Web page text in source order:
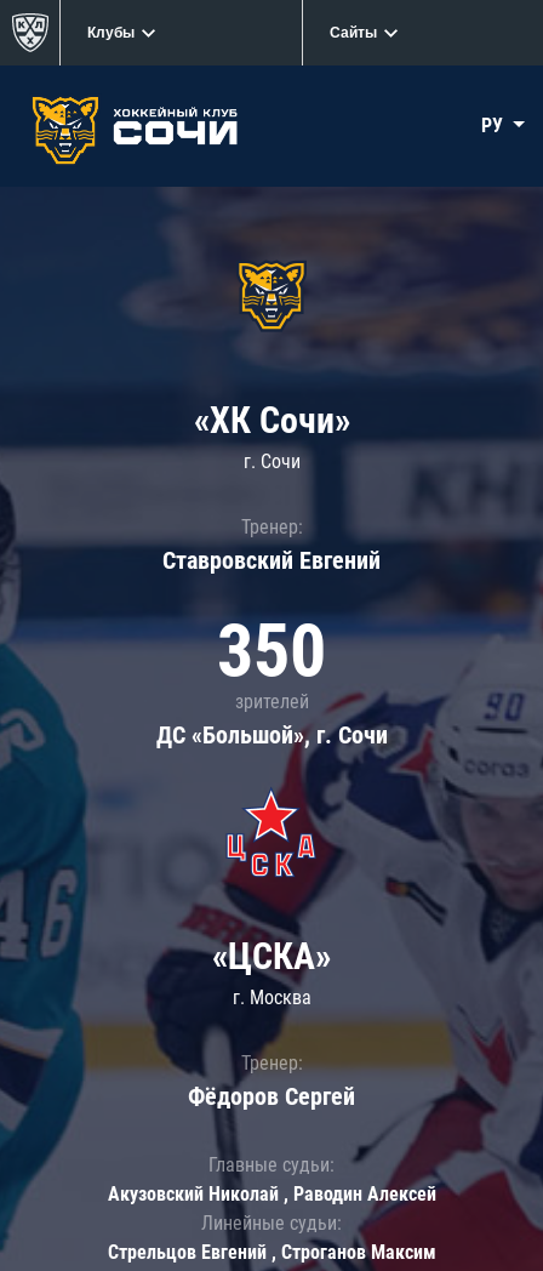
Клубы Сайты
РУ
«ХК Сочи»
г. Сочи
Тренер:
Ставровский Евгений
350
зрителей
ДС «Большой», г. Сочи
«ЦСКА»
г. Москва
Тренер:
Фёдоров Сергей
Главные судьи:
Акузовский Николай , Раводин Алексей
Линейные судьи:
Стрельцов Евгений , Строганов Максим